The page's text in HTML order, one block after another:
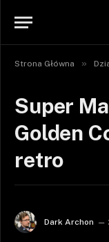
Strona Główna »
Super
Golden
retro
Dark Archon